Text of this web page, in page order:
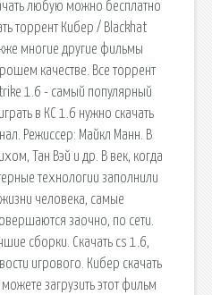
любую можно бесплатно
торрент Кибер / Blackhat
многие другие фильмы
качестве. Все торрент
1.6 - самый популярный
в КС 1.6 нужно скачать
Режиссер: Майкл Манн. В
Тан Вэй и др. В век, когда
технологии заполнили
человека, самые
заочно, по сети.
сборки. Скачать cs 1.6,
игрового. Кибер скачать
загрузить этот фильм